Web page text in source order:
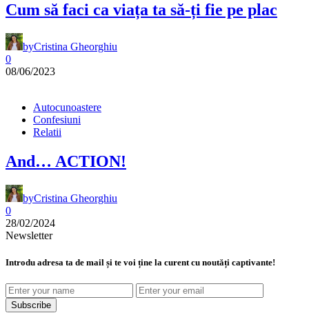
Cum să faci ca viața ta să-ți fie pe plac
byCristina Gheorghiu
0
08/06/2023
Autocunoastere
Confesiuni
Relatii
And… ACTION!
byCristina Gheorghiu
0
28/02/2024
Newsletter
Introdu adresa ta de mail și te voi ține la curent cu noutăți captivante!
Subscribe